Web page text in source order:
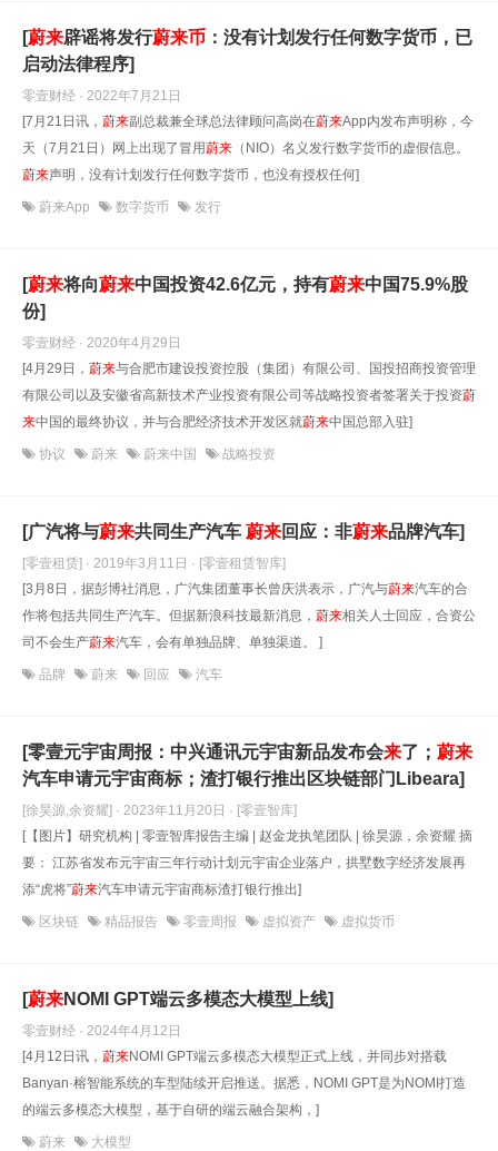
[蔚来辟谣将发行蔚来币 ：没有计划发行任何数字货币，已
启动法律程序]
零壹财经 · 2022年7月21日
[7月21日讯， 蔚来副总裁兼全球总法律顾问高岗在蔚来App内发布声明称，今
天（7月21日）网上出现了冒用蔚来 （NIO）名义发行数字货币的虚假信息。
蔚来声明，没有计划发行任何数字货币，也没有授权任何]
蔚来App 数字货币 发行
[蔚来将向蔚来中国投资42.6亿元，持有蔚来中国75.9%股
份]
零壹财经 · 2020年4月29日
[4月29日， 蔚来与合肥市建设投资控股（集团）有限公司、国投招商投资管理
有限公司以及安徽省高新技术产业投资有限公司等战略投资者签署关于投资蔚
来中国的最终协议，并与合肥经济技术开发区就蔚来中国总部入驻]
协议 蔚来 蔚来中国 战略投资
[广汽将与蔚来共同生产汽车 蔚来回应：非蔚来品牌汽车]
[零壹租赁] · 2019年3月11日 · [零壹租赁智库]
[3月8日，据彭博社消息，广汽集团董事长曾庆洪表示，广汽与蔚来汽车的合
作将包括共同生产汽车。但据新浪科技最新消息， 蔚来相关人士回应，合资公
司不会生产蔚来汽车，会有单独品牌、单独渠道。 ]
品牌 蔚来 回应 汽车
[零壹元宇宙周报：中兴通讯元宇宙新品发布会来了； 蔚来
汽车申请元宇宙商标；渣打银行推出区块链部门Libeara]
[徐昊源,余资耀] · 2023年11月20日 · [零壹智库]
[【图片】研究机构 | 零壹智库报告主编 | 赵金龙执笔团队 | 徐昊源，余资耀 摘
要： 江苏省发布元宇宙三年行动计划元宇宙企业落户，拱墅数字经济发展再
添“虎将”蔚来汽车申请元宇宙商标渣打银行推出]
区块链 精品报告 零壹周报 虚拟资产 虚拟货币
[蔚来NOMI GPT端云多模态大模型上线]
零壹财经 · 2024年4月12日
[4月12日讯， 蔚来NOMI GPT端云多模态大模型正式上线，并同步对搭载
Banyan·榕智能系统的车型陆续开启推送。据悉，NOMI GPT是为NOMI打造
的端云多模态大模型，基于自研的端云融合架构，]
蔚来 大模型